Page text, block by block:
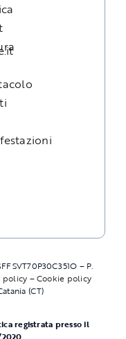
– P.
policy –Cookie policy
(CT)
registrata presso il